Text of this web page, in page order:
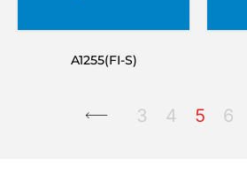
A1255(FI-S)
3 4 5 6